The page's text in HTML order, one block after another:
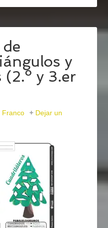
y
y 3.er
Franco
Dejar un